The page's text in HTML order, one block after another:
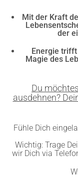
Mit der Kraft
der
Energie
Magie des
Du
ausdehnen?
Fühle Dich
Wichtig: Trage
wir Dich via